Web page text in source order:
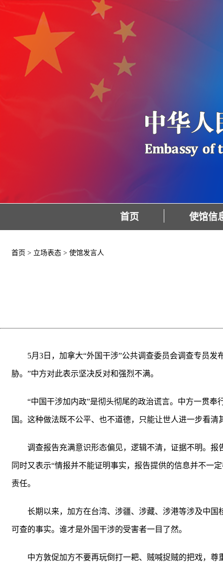
首页 使馆信
首页 > 立场表态 > 使馆发言人
5月3日，加拿大“外国干涉”公共调查委员会调查专员
胁。”中方对此表示坚决反对和强烈不满。
“中国干涉加内政”是彻头彻尾的政治谎言。中方一贯
国。这种做法既不公平、也不道德，只能让世人进一步看清
调查报告充满意识形态偏见，逻辑不清，证据不明。报
同时又表示“情报并不能证明事实，报告提供的信息并不一
责任。
长期以来，加方在台湾、涉疆、涉藏、涉港等涉及中
可查的事实。谁才是外国干涉的受害者一目了然。
中方敦促加方不要再玩倒打一耙、贼喊捉贼的把戏，